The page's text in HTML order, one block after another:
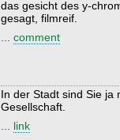
das gesicht des y-
gesagt, filmreif.
comment
In der Stadt sind Sie ja
Gesellschaft.
link